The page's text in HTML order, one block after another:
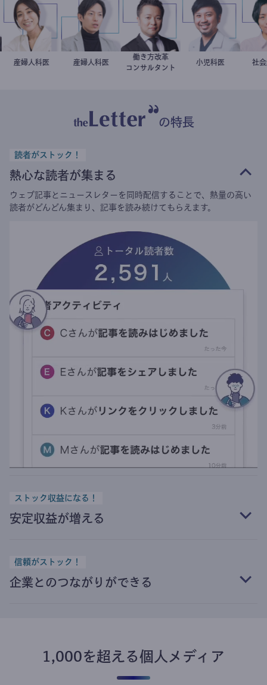
稲葉可奈子
産婦人科医 重見大介
産婦人科医 新田龍
働き方改革
コンサルタント
今西洋介
小児科医
の特長
読者がストック！
熱心な読者が集まる
ウェブ記事とニュースレターを同時配信することで、熱量の高い
読者がどんどん集まり、記事を読み続けてもらえます。
ストック収益になる！
安定収益が増える
信頼がストック！
企業とのつながりができる
1,000を超える個人メディア